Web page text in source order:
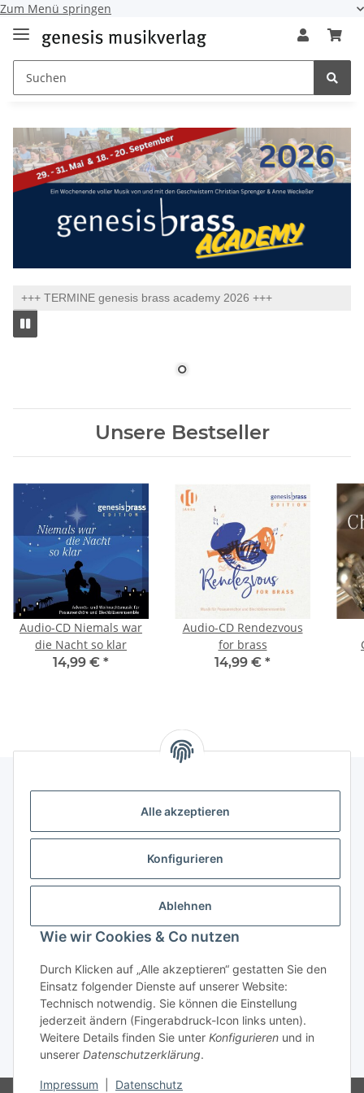
Zum Menü springen
Alle akzeptieren
Konfigurieren
Ablehnen
Wie wir Cookies & Co nutzen
Durch Klicken auf „Alle akzeptieren“ gestatten Sie den
Einsatz folgender Dienste auf unserer Website:
Technisch notwendig. Sie können die Einstellung
jederzeit ändern (Fingerabdruck-Icon links unten).
Weitere Details finden Sie unter Konfigurieren und in
unserer Datenschutzerklärung.
Impressum Datenschutz
+++ TERMINE genesis brass academy 2026 +++
Unsere Bestseller
Audio-CD Niemals war
die Nacht so klar
14,99 € *
Audio-CD Rendezvous
for brass
14,99 € *
genesis musikverlag Christian Sprenger
34630 Gilserberg
E-Mail:anne.weckesser@genesis-musikverlag.de
Informationen
Gesetzliche Informationen
* Alle Preise inkl. gesetzlicher USt., zzgl.Versand